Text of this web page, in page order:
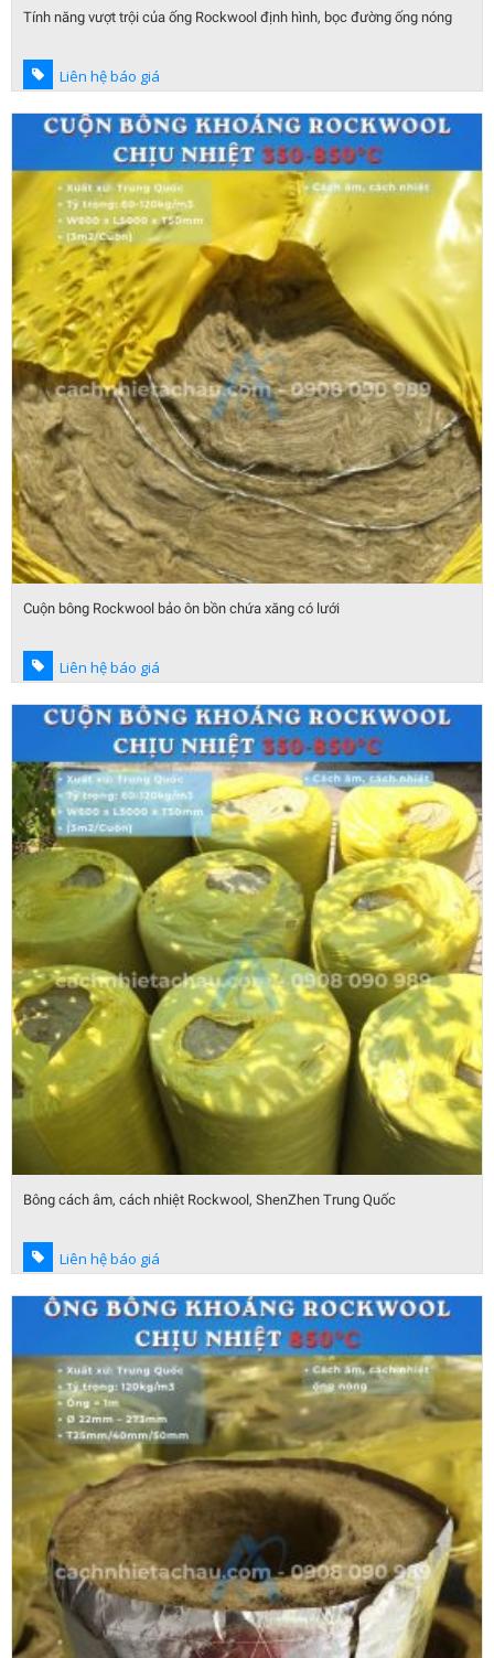
Tính năng vượt trội của ống Rockwool định hình, bọc đường ống nóng
Liên hệ báo giá
Cuộn bông Rockwool bảo ôn bồn chứa xăng có lưới
Liên hệ báo giá
Bông cách âm, cách nhiệt Rockwool, ShenZhen Trung Quốc
Liên hệ báo giá